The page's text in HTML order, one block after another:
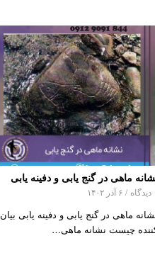
ماهی در گنج یابی و دفینه یابی
/ ۶ آذر ۱۴۰۲
ماهی در گنج یابی و دفینه یابی بیان
چیست نشانه ماهی…